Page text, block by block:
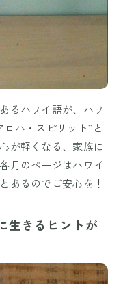
るハワイ語が、ハワ
ハ・スピリット”と
が軽くなる、家族に
月のページはハワイ
あるのでご安心を！
生きるヒントが